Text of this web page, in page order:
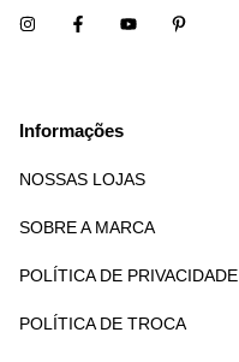
Informações
NOSSAS LOJAS
SOBRE A MARCA
POLÍTICA DE PRIVACIDADE
POLÍTICA DE TROCA